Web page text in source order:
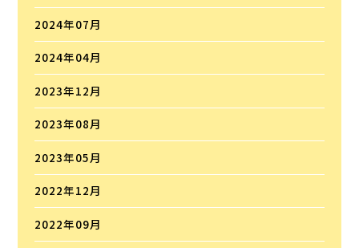
2024年07月
2024年04月
2023年12月
2023年08月
2023年05月
2022年12月
2022年09月